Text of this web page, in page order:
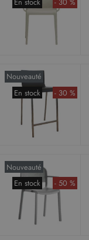
En stock
- 30 %
Nouveauté
En stock
- 30 %
Nouveauté
En stock
- 50 %